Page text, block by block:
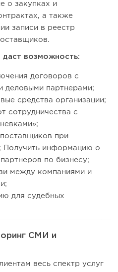
о закупках и
а также
записи в реестр
даст возможность:
договоров с
деловыми партнерами;
средства организации;
сотрудничества с
при
Получить информацию о
по бизнесу;
между компаниями и
для судебных
СМИ и
весь спектр услуг